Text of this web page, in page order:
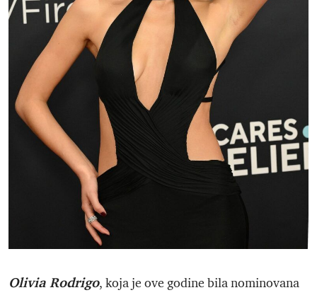
Olivia Rodrigo, koja je ove godine bila nominovana